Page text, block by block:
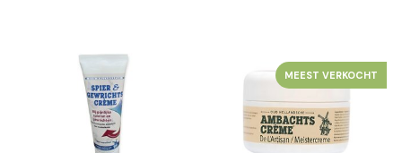
MEEST VERKOCHT